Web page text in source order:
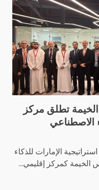
تطلق مركز
الاصطناعي
الإمارات للذكاء